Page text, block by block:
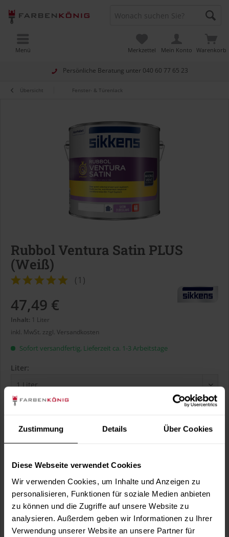
Zustimmung Details Über Cookies
Diese Webseite verwendet Cookies
Wir verwenden Cookies, um Inhalte und Anzeigen zu
personalisieren, Funktionen für soziale Medien anbieten
zu können und die Zugriffe auf unsere Website zu
analysieren. Außerdem geben wir Informationen zu Ihrer
Verwendung unserer Website an unsere Partner für
Persönliche Beratung unter 040 60 77 65 23
Warenkorb
Merkzettel Mein Konto
Menü
Übersicht Fenster- & Türenlack
Rubbol Ventura Satin PLUS
(Weiß)
(1 )
47,49 €
Inhalt: 1 Liter
inkl. MwSt. zzgl. Versandkosten
Sofort versandfertig, Lieferzeit ca. 1-3 Arbeitstage
Liter:
Wie viele m² wollen Sie bearbeiten?
m²
In denWarenkorb